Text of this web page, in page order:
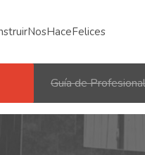
Guía de